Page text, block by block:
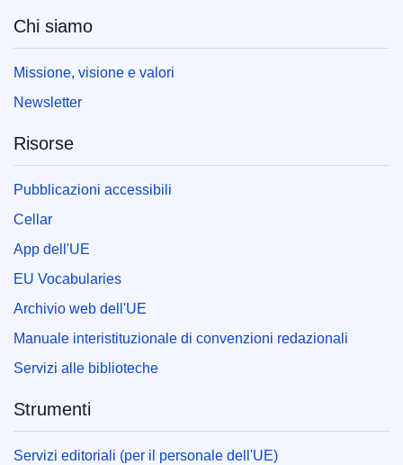
Chi siamo
Missione, visione e valori
Newsletter
Risorse
Pubblicazioni accessibili
Cellar
App dell'UE
EU Vocabularies
Archivio web dell'UE
Manuale interistituzionale di convenzioni redazionali
Servizi alle biblioteche
Strumenti
Servizi editoriali (per il personale dell'UE)